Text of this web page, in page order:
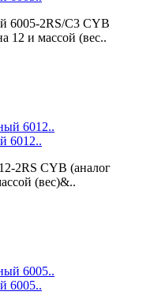
6005-2RS/C3 CYB
12 и массой (вес..
6012..
2RS CYB (аналог
(вес)&..
6005..